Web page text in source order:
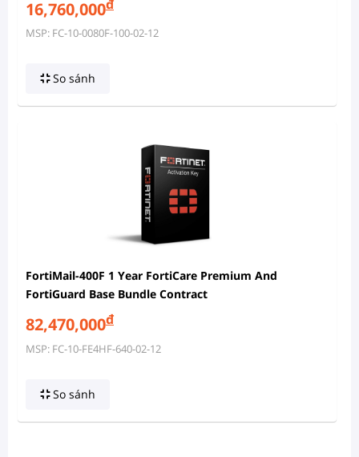
16,760,000đ
MSP: FC-10-0080F-100-02-12
So sánh
FortiMail-400F 1 Year FortiCare Premium And
FortiGuard Base Bundle Contract
82,470,000đ
MSP: FC-10-FE4HF-640-02-12
So sánh